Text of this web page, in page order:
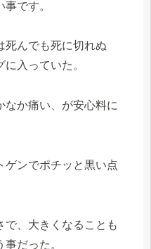
です。
死んでも死に切れぬ
入っていた。
なか痛い、が安心料に
ゲンでポチッと黒い点
で、大きくなることも
だった。